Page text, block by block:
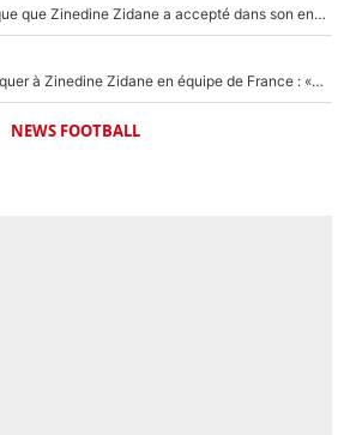
Voilà le seul homme politique que Zinedine Zidane a accepté dans son entourage : «Je garde un très bon souvenir de lui»
Franck Ribéry a osé s'attaquer à Zinedine Zidane en équipe de France : «Je n'aurais jamais fait ça»
NEWS FOOTBALL